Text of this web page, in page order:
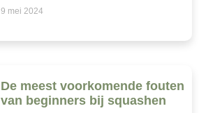
9 mei 2024
De meest voorkomende fouten
van beginners bij squashen